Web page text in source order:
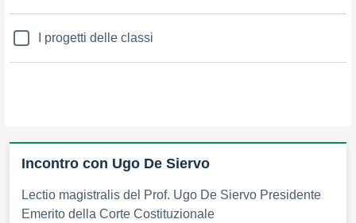
I progetti delle classi
Incontro con Ugo De Siervo
Lectio magistralis del Prof. Ugo De Siervo Presidente
Emerito della Corte Costituzionale